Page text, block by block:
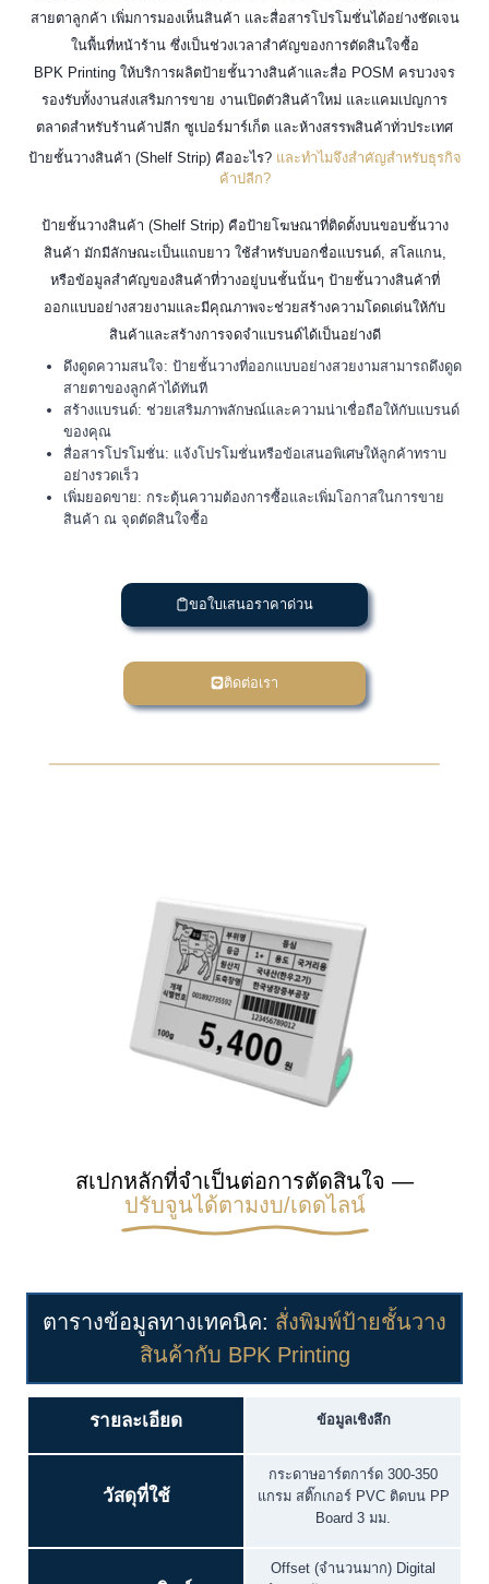
สายตาลูกค้า เพิ่มการมองเห็นสินค้า และสื่อสารโปรโมชั่นได้อย่างชัดเจน
ในพื้นที่หน้าร้าน ซึ่งเป็นช่วงเวลาสำคัญของการตัดสินใจซื้อ
BPK Printing ให้บริการผลิตป้ายชั้นวางสินค้าและสื่อ POSM ครบวงจร
รองรับทั้งงานส่งเสริมการขาย งานเปิดตัวสินค้าใหม่ และแคมเปญการ
ตลาดสำหรับร้านค้าปลีก ซูเปอร์มาร์เก็ต และห้างสรรพสินค้าทั่วประเทศ
ป้ายชั้นวางสินค้า (Shelf Strip) คืออะไร? และทำไมจึงสำคัญสำหรับธุรกิจ
ค้าปลีก?
ป้ายชั้นวางสินค้า (Shelf Strip) คือป้ายโฆษณาที่ติดตั้งบนขอบชั้นวาง
สินค้า มักมีลักษณะเป็นแถบยาว ใช้สำหรับบอกชื่อแบรนด์, สโลแกน,
หรือข้อมูลสำคัญของสินค้าที่วางอยู่บนชั้นนั้นๆ ป้ายชั้นวางสินค้าที่
ออกแบบอย่างสวยงามและมีคุณภาพจะช่วยสร้างความโดดเด่นให้กับ
สินค้าและสร้างการจดจำแบรนด์ได้เป็นอย่างดี
ดึงดูดความสนใจ: ป้ายชั้นวางที่ออกแบบอย่างสวยงามสามารถดึงดูด
สายตาของลูกค้าได้ทันที
สร้างแบรนด์: ช่วยเสริมภาพลักษณ์และความน่าเชื่อถือให้กับแบรนด์
ของคุณ
สื่อสารโปรโมชั่น: แจ้งโปรโมชั่นหรือข้อเสนอพิเศษให้ลูกค้าทราบ
อย่างรวดเร็ว
เพิ่มยอดขาย: กระตุ้นความต้องการซื้อและเพิ่มโอกาสในการขาย
สินค้า ณ จุดตัดสินใจซื้อ
ขอใบเสนอราคาด่วน
ติดต่อเรา
สเปกหลักที่จำเป็นต่อการตัดสินใจ —
ปรับจูนได้ตามงบ/เดดไลน์
ตารางข้อมูลทางเทคนิค: สั่งพิมพ์ป้ายชั้นวาง
สินค้ากับ BPK Printing
รายละเอียด ข้อมูลเชิงลึก
วัสดุที่ใช้
กระดาษอาร์ตการ์ด 300-350
แกรม สติ๊กเกอร์ PVC ติดบน PP
Board 3 มม.
Offset (จำนวนมาก) Digital